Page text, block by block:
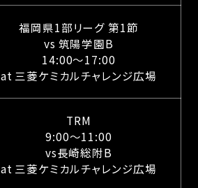
福岡県1部リーグ 第1節
vs 筑陽学園B
14:00〜17:00
at 三菱ケミカルチャレンジ広場
TRM
9:00〜11:00
vs長崎総附B
at 三菱ケミカルチャレンジ広場